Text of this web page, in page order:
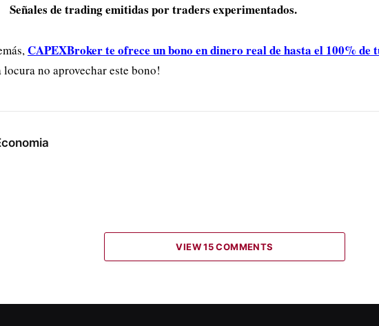
Señales de trading emitidas por traders experimentados.
CAPEXBroker te ofrece un bono en dinero real de hasta el 100% de
locura no aprovechar este bono!
VIEW 15 COMMENTS